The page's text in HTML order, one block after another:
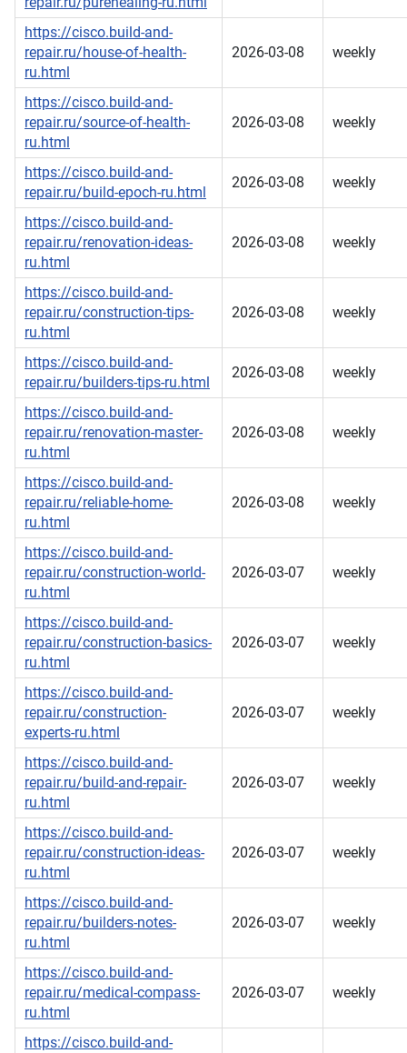
https://cisco.build-and-
repair.ru/house-of-health-
ru.html
2026-03-08 weekly
https://cisco.build-and-
repair.ru/source-of-health-
ru.html
2026-03-08 weekly
https://cisco.build-and-
repair.ru/build-epoch-ru.html
2026-03-08 weekly
https://cisco.build-and-
repair.ru/renovation-ideas-
ru.html
2026-03-08 weekly
https://cisco.build-and-
repair.ru/construction-tips-
ru.html
2026-03-08 weekly
https://cisco.build-and-
repair.ru/builders-tips-ru.html
2026-03-08 weekly
https://cisco.build-and-
repair.ru/renovation-master-
ru.html
2026-03-08 weekly
https://cisco.build-and-
repair.ru/reliable-home-
ru.html
2026-03-08 weekly
https://cisco.build-and-
repair.ru/construction-world-
ru.html
2026-03-07 weekly
https://cisco.build-and-
repair.ru/construction-basics-
ru.html
2026-03-07 weekly
https://cisco.build-and-
repair.ru/construction-
experts-ru.html
2026-03-07 weekly
https://cisco.build-and-
repair.ru/build-and-repair-
ru.html
2026-03-07 weekly
https://cisco.build-and-
repair.ru/construction-ideas-
ru.html
2026-03-07 weekly
https://cisco.build-and-
repair.ru/builders-notes-
ru.html
2026-03-07 weekly
https://cisco.build-and-
repair.ru/medical-compass-
ru.html
2026-03-07 weekly
https://cisco.build-and-